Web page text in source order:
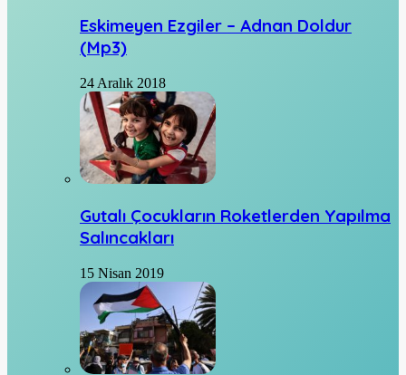
Eskimeyen Ezgiler – Adnan Doldur
(Mp3)
24 Aralık 2018
Gutalı Çocukların Roketlerden Yapılma
Salıncakları
15 Nisan 2019